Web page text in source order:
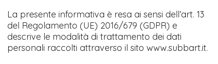
La presente informativa è resa ai sensi dell’art. 13
del Regolamento (UE) 2016/679 (GDPR) e
descrive le modalità di trattamento dei dati
personali raccolti attraverso il sito www.subbart.it.